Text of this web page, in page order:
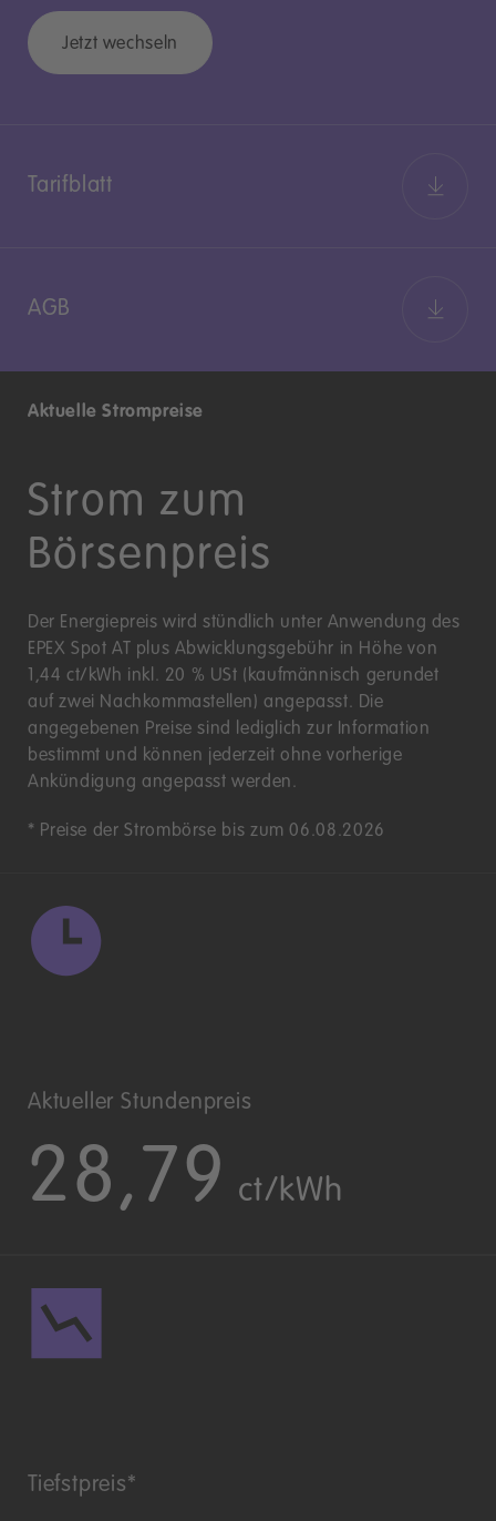
Jetzt wechseln
Tarifblatt
AGB
Aktuelle Strompreise
Strom zum
Börsenpreis
Der Energiepreis wird stündlich unter Anwendung des
EPEX Spot AT plus Abwicklungsgebühr in Höhe von
1,44 ct/kWh inkl. 20 % USt (kaufmännisch gerundet
auf zwei Nachkommastellen) angepasst. Die
angegebenen Preise sind lediglich zur Information
bestimmt und können jederzeit ohne vorherige
Ankündigung angepasst werden.
* Preise der Strombörse bis zum 06.08.2026
Aktueller Stundenpreis
28,79 ct/kWh
Tiefstpreis*